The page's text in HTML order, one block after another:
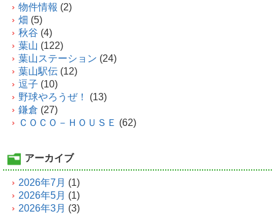
物件情報 (2)
畑 (5)
秋谷 (4)
葉山 (122)
葉山ステーション (24)
葉山駅伝 (12)
逗子 (10)
野球やろうぜ！
(13)
鎌倉 (27)
ＣＯＣＯ－ＨＯＵＳＥ (62)
アーカイブ
2026年7月 (1)
2026年5月 (1)
2026年3月 (3)